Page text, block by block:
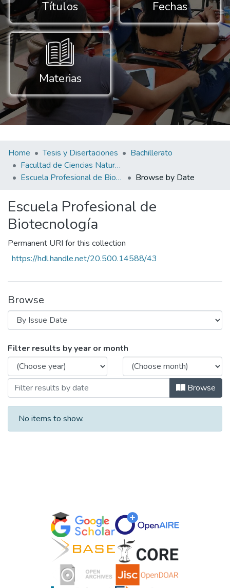
Títulos Fechas
Materias
Home Tesis y Disertaciones
Bachillerato
Facultad de Ciencias Naturales y Aplicadas
Escuela Profesional de Biotecnología
Browse by Date
Escuela Profesional de
Biotecnología
Permanent URI for this collection
https://hdl.handle.net/20.500.14588/43
Browse
Browsing Escuela Profesional de
Filter results by year or month
Browse
No items to show.